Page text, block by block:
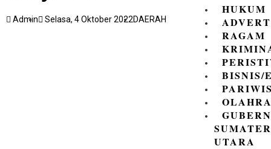
HUKUM
RAGAM
BISNIS/
UTARA
Admin Selasa, 4 Oktober 2022DAERAH